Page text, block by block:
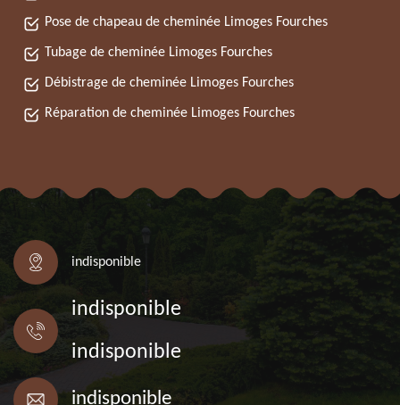
Pose de chapeau de cheminée Limoges Fourches
Tubage de cheminée Limoges Fourches
Débistrage de cheminée Limoges Fourches
Réparation de cheminée Limoges Fourches
indisponible
indisponible
indisponible
indisponible